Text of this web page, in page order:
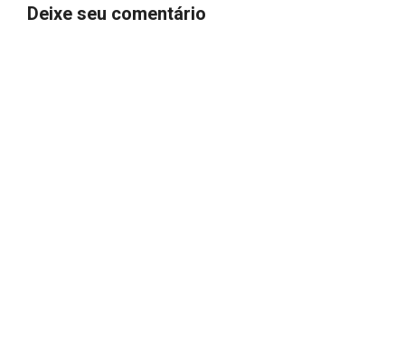
Deixe seu comentário